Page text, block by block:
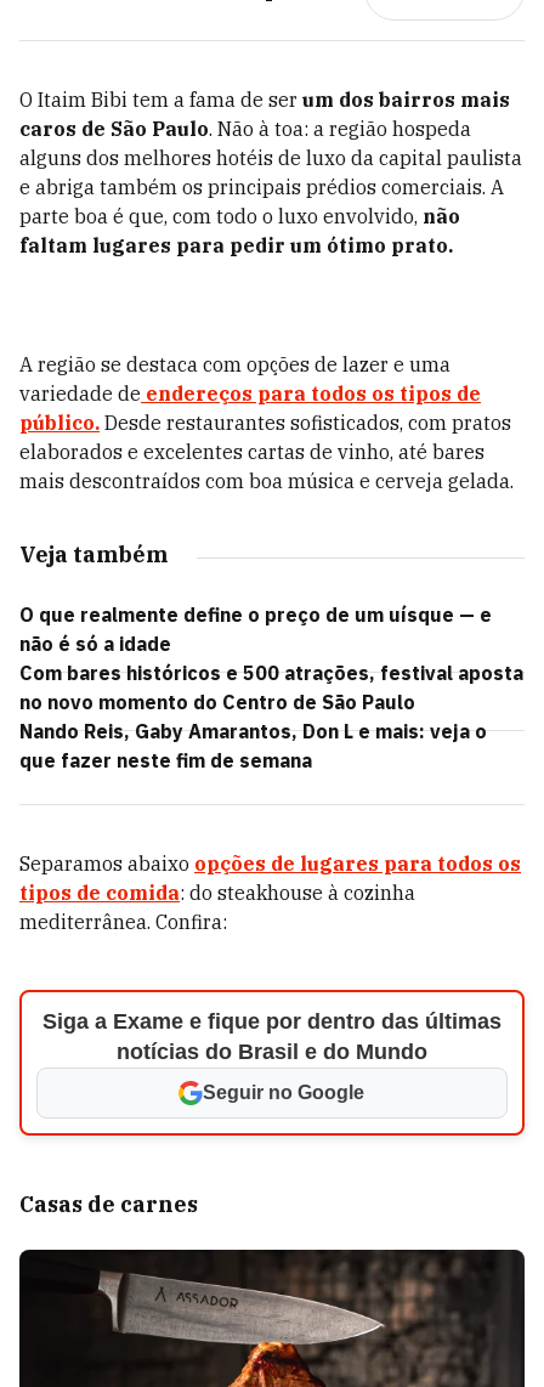
O Itaim Bibi tem a fama de ser um dos bairros mais
caros de São Paulo. Não à toa: a região hospeda
alguns dos melhores hotéis de luxo da capital paulista
e abriga também os principais prédios comerciais. A
parte boa é que, com todo o luxo envolvido, não
faltam lugares para pedir um ótimo prato.
A região se destaca com opções de lazer e uma
variedade de endereços para todos os tipos de
público. Desde restaurantes sofisticados, com pratos
elaborados e excelentes cartas de vinho, até bares
mais descontraídos com boa música e cerveja gelada.
Veja também
O que realmente define o preço de um uísque — e
não é só a idade
Com bares históricos e 500 atrações, festival aposta
no novo momento do Centro de São Paulo
Nando Reis, Gaby Amarantos, Don L e mais: veja o
que fazer neste fim de semana
Separamos abaixo opções de lugares para todos os
tipos de comida: do steakhouse à cozinha
mediterrânea. Confira:
Siga a Exame e fique por dentro das últimas
notícias do Brasil e do Mundo
Seguir no Google
Casas de carnes